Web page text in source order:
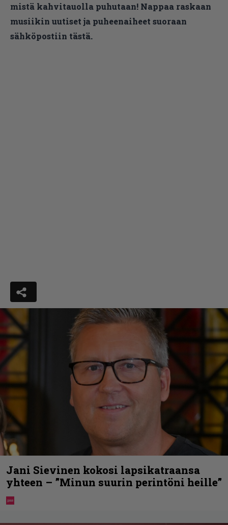
mistä kahvitauolla puhutaan! Nappaa raskaan
musiikin uutiset ja puheenaiheet suoraan
sähköpostiin tästä.
Jani Sievinen kokosi lapsikatraansa
yhteen – ”Minun suurin perintöni heille”